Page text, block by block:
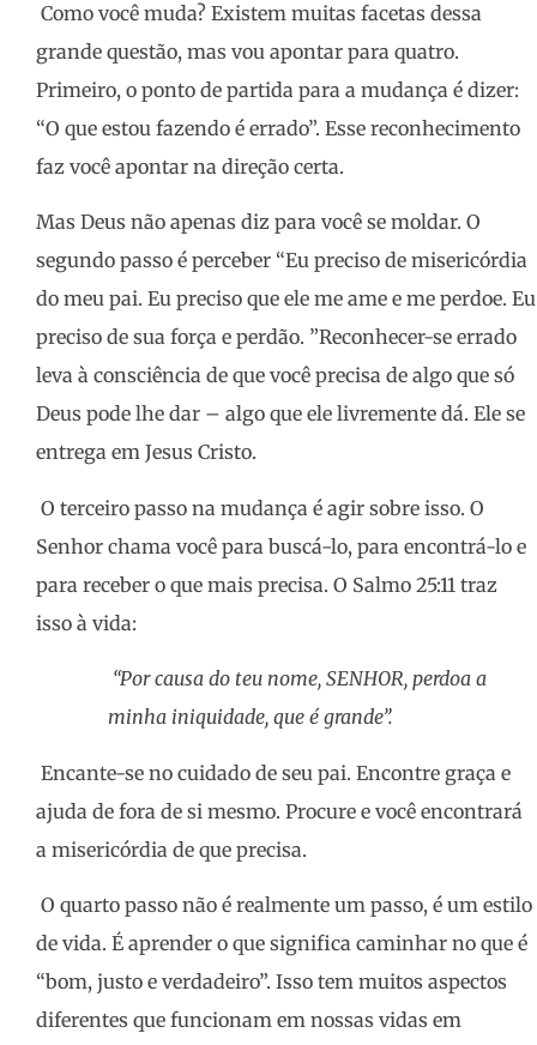
Como você muda? Existem muitas facetas dessa
grande questão, mas vou apontar para quatro.
Primeiro, o ponto de partida para a mudança é dizer:
“O que estou fazendo é errado”. Esse reconhecimento
faz você apontar na direção certa.
Mas Deus não apenas diz para você se moldar. O
segundo passo é perceber “Eu preciso de misericórdia
do meu pai. Eu preciso que ele me ame e me perdoe. Eu
preciso de sua força e perdão. ”Reconhecer-se errado
leva à consciência de que você precisa de algo que só
Deus pode lhe dar – algo que ele livremente dá. Ele se
entrega em Jesus Cristo.
O terceiro passo na mudança é agir sobre isso. O
Senhor chama você para buscá-lo, para encontrá-lo e
para receber o que mais precisa. O Salmo 25:11 traz
isso à vida:
“Por causa do teu nome, SENHOR, perdoa a
minha iniquidade, que é grande”.
Encante-se no cuidado de seu pai. Encontre graça e
ajuda de fora de si mesmo. Procure e você encontrará
a misericórdia de que precisa.
O quarto passo não é realmente um passo, é um estilo
de vida. É aprender o que significa caminhar no que é
“bom, justo e verdadeiro”. Isso tem muitos aspectos
diferentes que funcionam em nossas vidas em